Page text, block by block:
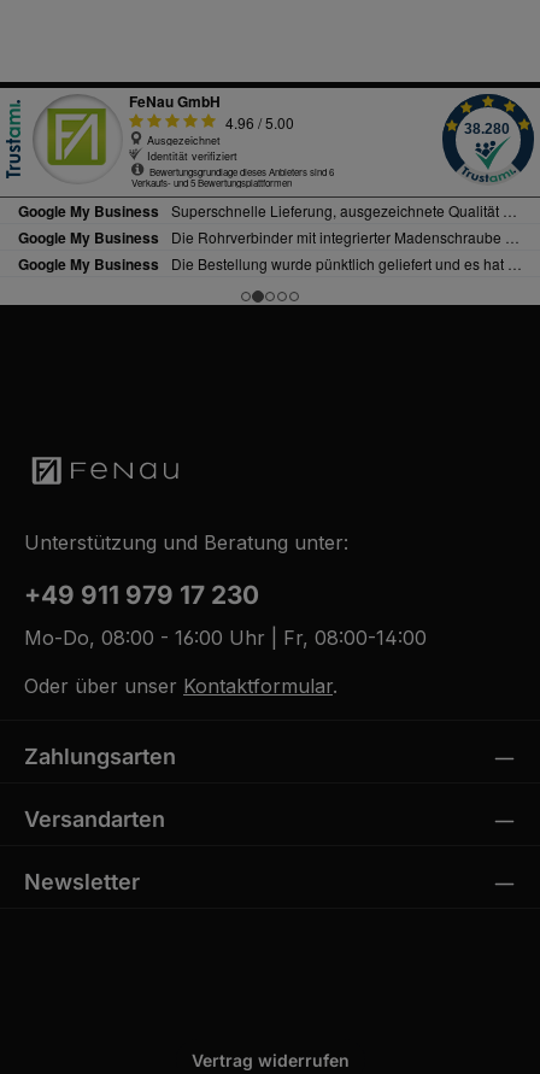
Unterstützung und Beratung unter:
+49 911 979 17 230
Mo-Do, 08:00 - 16:00 Uhr | Fr, 08:00-14:00
Oder über unser Kontaktformular.
Zahlungsarten
Versandarten
Newsletter
Vertrag widerrufen